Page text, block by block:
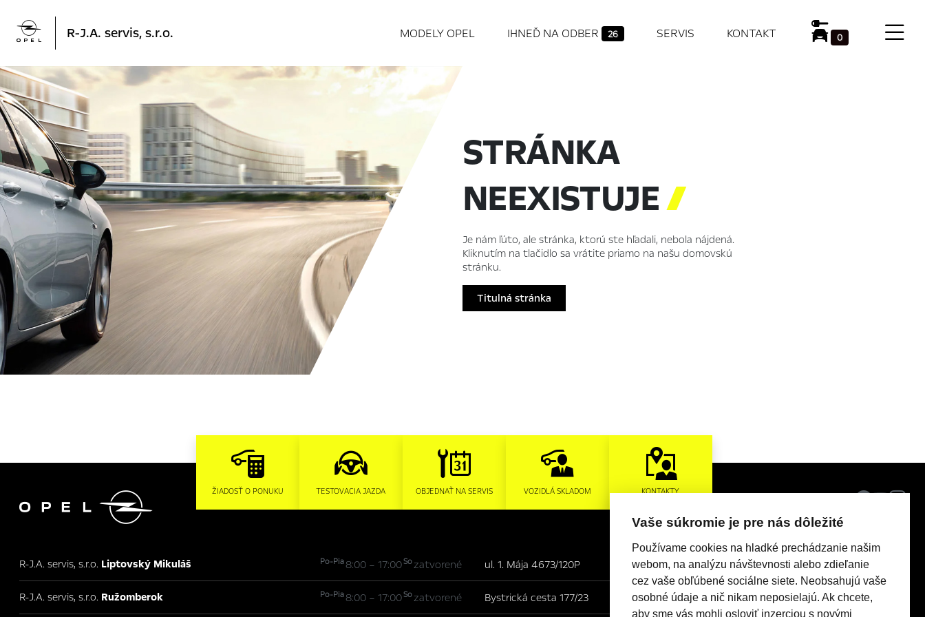
 R-J.A. servis, s.r.o. MODELY OPEL IHNEĎ NA ODBER 26 SERVIS KONTAKT 0
STRÁNKA
NEEXISTUJE
Je nám ľúto, ale stránka, ktorú ste hľadali, nebola nájdená.
Kliknutím na tlačidlo sa vrátite priamo na našu domovskú
stránku.
Titulná stránka
 ŽIADOSŤ O PONUKU TESTOVACIA JAZDA OBJEDNAŤ NA SERVIS VOZIDLÁ SKLADOM KONTAKTY
R-J.A. servis, s.r.o. Liptovský Mikuláš Po-Pia8:00 – 17:00Sozatvorené ul. 1. Mája 4673/120P
R-J.A. servis, s.r.o. Ružomberok Po-Pia8:00 – 17:00Sozatvorené Bystrická cesta 177/23
Vaše súkromie je pre nás dôležité
Používame cookies na hladké prechádzanie našim
webom, na analýzu návštevnosti alebo zdieľanie
cez vaše obľúbené sociálne siete. Neobsahujú vaše
osobné údaje a nič nikam neposielajú. Ak chcete,
aby sme vás mohli osloviť inzerciou s novými